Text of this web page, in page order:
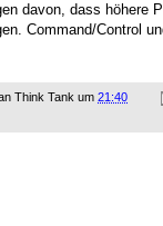
davon, dass höhere
Command/Control
Think Tank um 21:40